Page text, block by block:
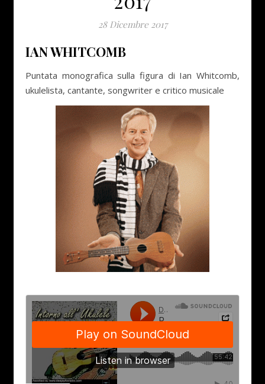
28 Dicembre 2017
IAN WHITCOMB
Puntata monografica sulla figura di Ian Whitcomb,
ukulelista, cantante, songwriter e critico musicale